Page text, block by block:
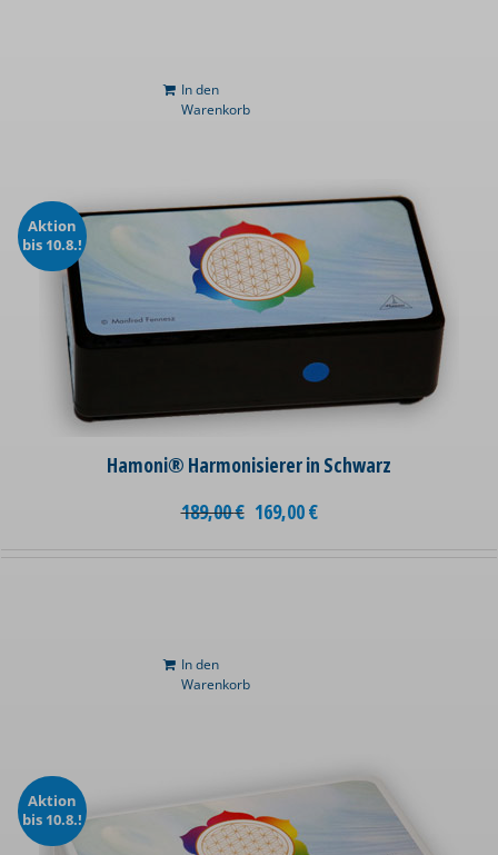
In den
Warenkorb
Aktion
bis 10.8.!
Hamoni® Harmonisierer in Schwarz
189,00€ 169,00€
In den
Warenkorb
Aktion
bis 10.8.!